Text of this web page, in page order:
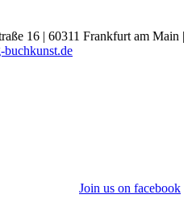
16 | 60311 Frankfurt am Main |
Join us on facebook